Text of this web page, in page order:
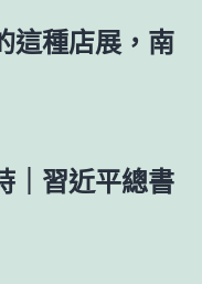
這種店展，南
｜習近平總書